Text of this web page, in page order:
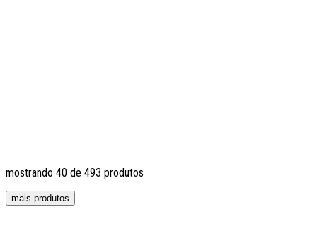
mostrando 40 de 493 produtos
mais produtos